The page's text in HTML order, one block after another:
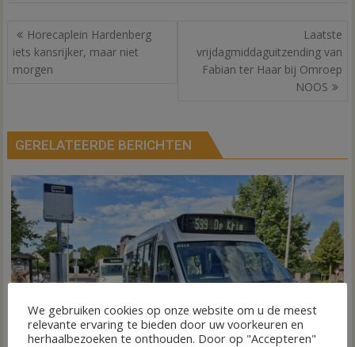
Bericht
navigatie
Horecaplein Hardenberg
iets kansrijker, maar niet
morgen
Laatste
vrijdagmiddaguitzending van
Fabian ter Haar bij Omroep
NOOS
GERELATEERDE BERICHTEN
We gebruiken cookies op onze website om u de meest
relevante ervaring te bieden door uw voorkeuren en
herhaalbezoeken te onthouden. Door op "Accepteren"